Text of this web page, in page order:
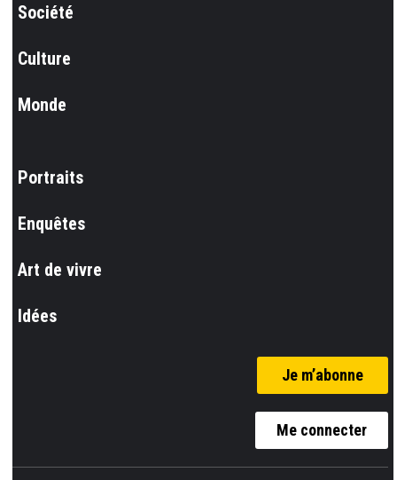
Société
Culture
Monde
Portraits
Enquêtes
Art de vivre
Idées
Je m’abonne
Me connecter